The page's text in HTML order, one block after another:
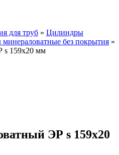
для труб » Цилиндры
без покрытия »
s 159х20 мм
ЭР s 159х20